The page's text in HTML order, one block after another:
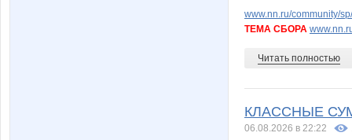
www.nn.ru/community/
ТЕМА СБОРА
Читать полностью
КЛАССНЫЕ
06.08.2026 в 22:22